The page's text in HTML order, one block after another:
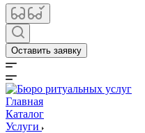
Оставить заявку
Главная
Каталог
Услуги